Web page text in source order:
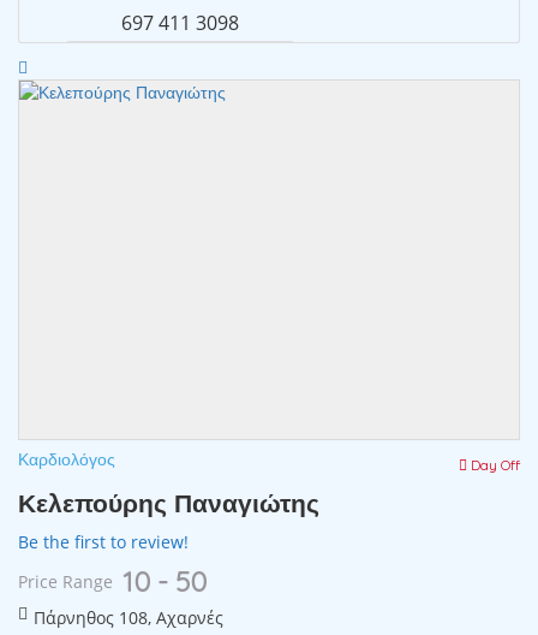
697 411 3098
Καρδιολόγος Day Off
Κελεπούρης Παναγιώτης
Be the first to review!
Price Range 10 - 50
Πάρνηθος 108, Αχαρνές